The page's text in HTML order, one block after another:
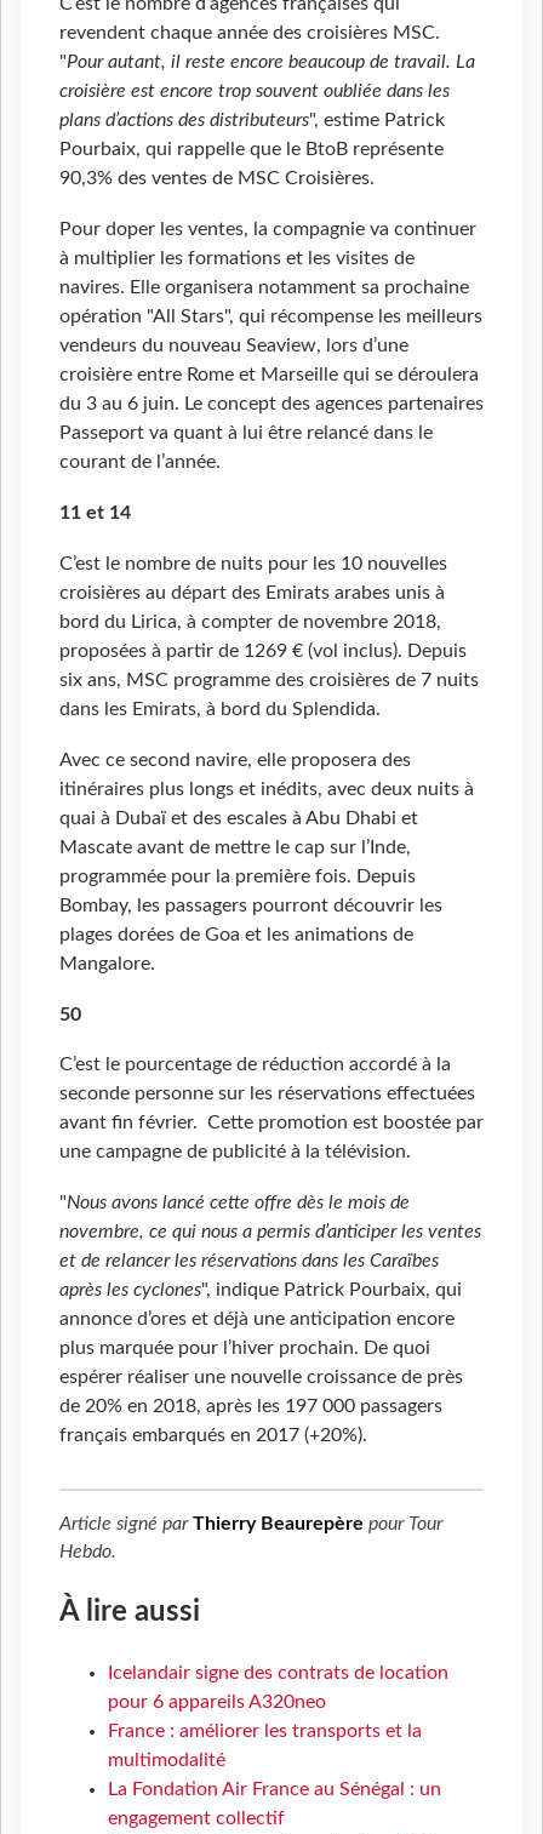
revendent chaque année des croisières MSC.
"Pour autant, il reste encore beaucoup de travail. La
croisière est encore trop souvent oubliée dans les
plans d’actions des distributeurs", estime Patrick
Pourbaix, qui rappelle que le BtoB représente
90,3% des ventes de MSC Croisières.
Pour doper les ventes, la compagnie va continuer
à multiplier les formations et les visites de
navires. Elle organisera notamment sa prochaine
opération "All Stars", qui récompense les meilleurs
vendeurs du nouveau Seaview, lors d’une
croisière entre Rome et Marseille qui se déroulera
du 3 au 6 juin. Le concept des agences partenaires
Passeport va quant à lui être relancé dans le
courant de l’année.
11 et 14
C’est le nombre de nuits pour les 10 nouvelles
croisières au départ des Emirats arabes unis à
bord du Lirica, à compter de novembre 2018,
proposées à partir de 1269 € (vol inclus). Depuis
six ans, MSC programme des croisières de 7 nuits
dans les Emirats, à bord du Splendida.
Avec ce second navire, elle proposera des
itinéraires plus longs et inédits, avec deux nuits à
quai à Dubaï et des escales à Abu Dhabi et
Mascate avant de mettre le cap sur l’Inde,
programmée pour la première fois. Depuis
Bombay, les passagers pourront découvrir les
plages dorées de Goa et les animations de
Mangalore.
50
C’est le pourcentage de réduction accordé à la
seconde personne sur les réservations effectuées
avant fin février. Cette promotion est boostée par
une campagne de publicité à la télévision.
"Nous avons lancé cette offre dès le mois de
novembre, ce qui nous a permis d’anticiper les ventes
et de relancer les réservations dans les Caraïbes
après les cyclones", indique Patrick Pourbaix, qui
annonce d’ores et déjà une anticipation encore
plus marquée pour l’hiver prochain. De quoi
espérer réaliser une nouvelle croissance de près
de 20% en 2018, après les 197 000 passagers
français embarqués en 2017 (+20%).
Article signé parThierry Beaurepère pour Tour
Hebdo.
À lire aussi
Icelandair signe des contrats de location
pour 6 appareils A320neo
France : améliorer les transports et la
multimodalité
La Fondation Air France au Sénégal : un
engagement collectif